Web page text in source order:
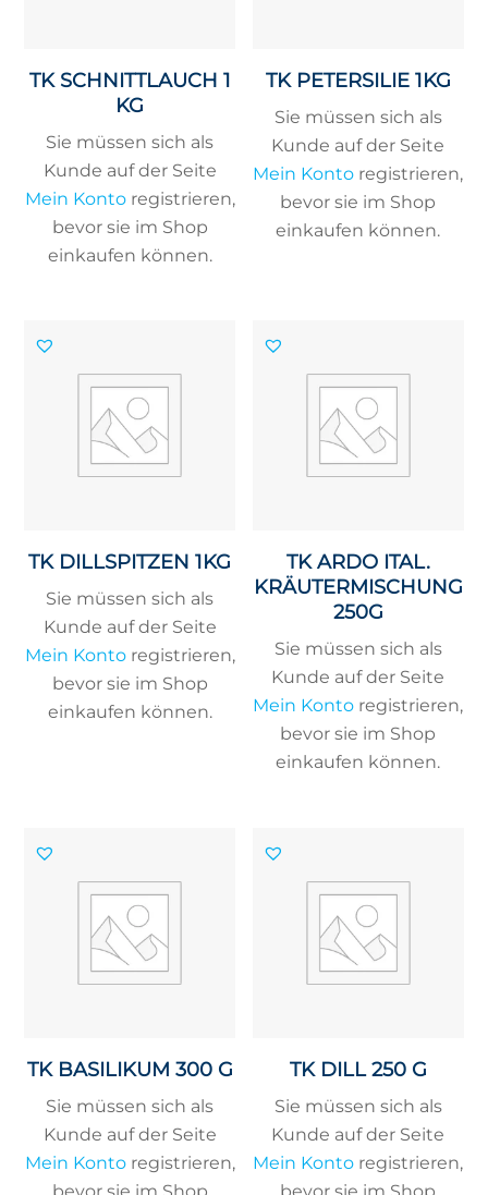
TK SCHNITTLAUCH 1
KG
Sie müssen sich als
Kunde auf der Seite
Mein Kontoregistrieren,
bevor sie im Shop
einkaufen können.
TK PETERSILIE 1KG
Sie müssen sich als
Kunde auf der Seite
Mein Konto registrieren,
bevor sie im Shop
einkaufen können.
TK DILLSPITZEN 1KG
Sie müssen sich als
Kunde auf der Seite
Mein Kontoregistrieren,
bevor sie im Shop
einkaufen können.
TK ARDO ITAL.
KRÄUTERMISCHUNG
250G
Sie müssen sich als
Kunde auf der Seite
Mein Konto registrieren,
bevor sie im Shop
einkaufen können.
TK BASILIKUM 300 G
Sie müssen sich als
Kunde auf der Seite
Mein Kontoregistrieren,
TK DILL 250 G
Sie müssen sich als
Kunde auf der Seite
Mein Konto registrieren,